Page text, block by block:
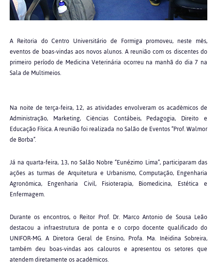
A Reitoria do Centro Universitário de Formiga promoveu, neste mês,
eventos de boas-vindas aos novos alunos. A reunião com os discentes do
primeiro período de Medicina Veterinária ocorreu na manhã do dia 7 na
Sala de Multimeios.
Na noite de terça-feira, 12, as atividades envolveram os acadêmicos de
Administração, Marketing, Ciências Contábeis, Pedagogia, Direito e
Educação Física. A reunião foi realizada no Salão de Eventos “Prof. Walmor
de Borba”.
Já na quarta-feira, 13, no Salão Nobre “Eunézimo Lima”, participaram das
ações as turmas de Arquitetura e Urbanismo, Computação, Engenharia
Agronômica, Engenharia Civil, Fisioterapia, Biomedicina, Estética e
Enfermagem.
Durante os encontros, o Reitor Prof. Dr. Marco Antonio de Sousa Leão
destacou a infraestrutura de ponta e o corpo docente qualificado do
UNIFOR-MG. A Diretora Geral de Ensino, Profa. Ma. Inêidina Sobreira,
também deu boas-vindas aos calouros e apresentou os setores que
atendem diretamente os acadêmicos.